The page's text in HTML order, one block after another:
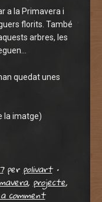
a la Primavera i
florits. També
arbres, les
quedat unes
la imatge)
perpolivart •
,projecte,
comment